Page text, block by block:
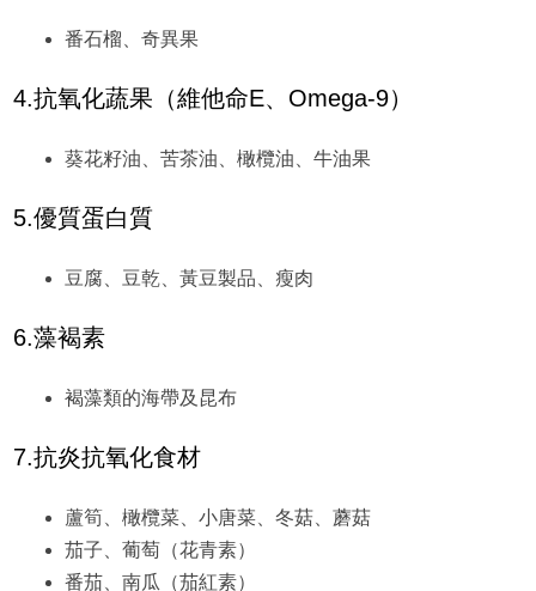
番石榴、奇異果
4.抗氧化蔬果（維他命E、Omega-9）
葵花籽油、苦茶油、橄欖油、牛油果
5.優質蛋白質
豆腐、豆乾、黃豆製品、瘦肉
6.藻褐素
褐藻類的海帶及昆布
7.抗炎抗氧化食材
蘆筍、橄欖菜、小唐菜、冬菇、蘑菇
茄子、葡萄（花青素）
番茄、南瓜（茄紅素）